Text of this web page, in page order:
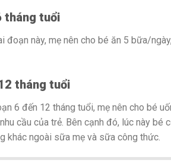
tháng tuổi
đoạn này, mẹ nên cho bé ăn 5 bữa/
tháng tuổi
6 đến 12 tháng tuổi, mẹ nên cho bé
cầu của trẻ. Bên cạnh đó, lúc này
khác ngoài sữa mẹ và sữa công thức.